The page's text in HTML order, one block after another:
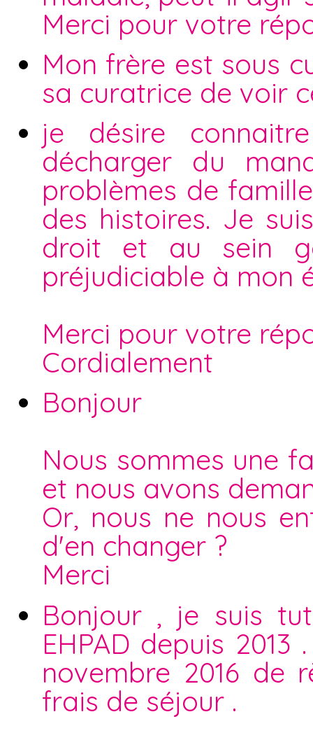
Merci pour votre
Mon frère est sous
sa curatrice de voir
je désire
décharger du
problèmes de
des histoires. Je
droit et au sein
préjudiciable à mon
Merci pour votre
Cordialement
Bonjour
Nous sommes une
et nous avons
Or, nous ne nous
d'en changer ?
Merci
Bonjour , je suis
EHPAD depuis
novembre 2016 de
frais de séjour .